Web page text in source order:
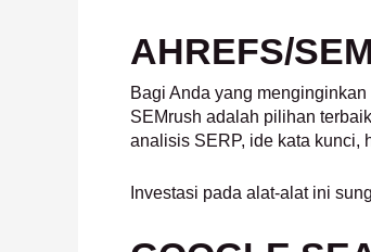
AHREFS/
Bagi Anda yang
SEMrush adalah pilihan
analisis SERP, ide kata kunci,
Investasi pada alat-alat ini